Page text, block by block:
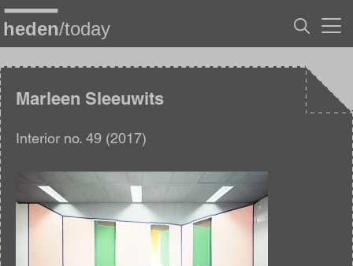
Overslaan
en
naar
inhoud
gaanMarleen Sleeuwits
Interior no. 49 (2017)